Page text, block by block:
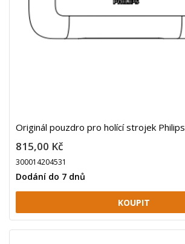
Originál pouzdro pro holící strojek Philips
815,00 Kč
300014204531
Dodání do 7 dnů